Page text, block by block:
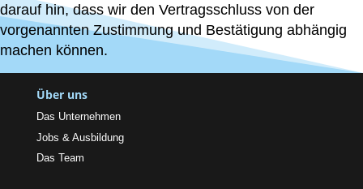
darauf hin, dass wir den Vertragsschluss von der
vorgenannten Zustimmung und Bestätigung abhängig
machen können.
Über uns
Das Unternehmen
Jobs & Ausbildung
Das Team